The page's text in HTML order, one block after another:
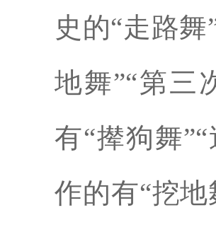
史的“走路
地舞”“第三
有“撵狗舞
作的有“挖地